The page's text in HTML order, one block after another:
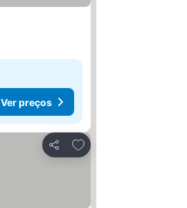
Ver preços
Partilhar
Adicionar aos favoritos